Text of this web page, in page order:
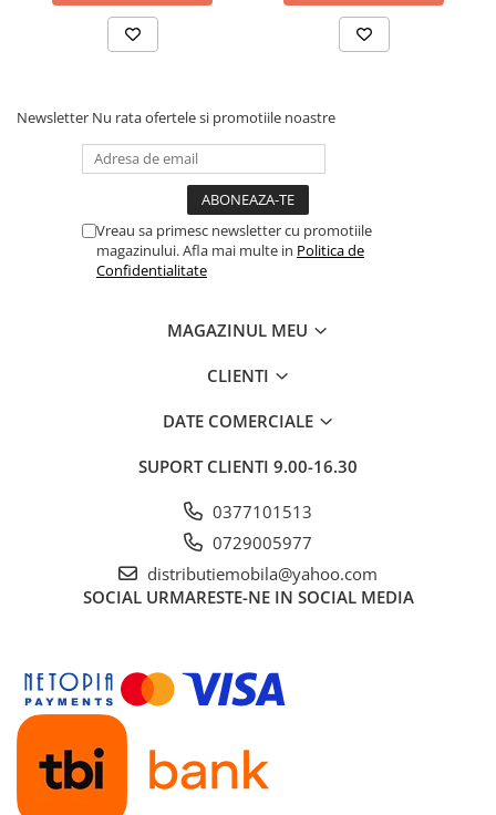
Newsletter Nu rata ofertele si promotiile noastre
Vreau sa primesc newsletter cu promotiile
magazinului. Afla mai multe in Politica de
Confidentialitate
MAGAZINUL MEU
CLIENTI
DATE COMERCIALE
SUPORT CLIENTI 9.00-16.30
0377101513
0729005977
distributiemobila@yahoo.com
SOCIAL URMARESTE-NE IN SOCIAL MEDIA